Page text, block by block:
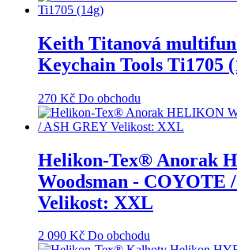
Keith Titanová
Keychain Tools Ti1705
270 Kč Do obchodu
Helikon-Tex® Anorak
Woodsman - COYOTE
Velikost: XXL
2 090 Kč Do obchodu